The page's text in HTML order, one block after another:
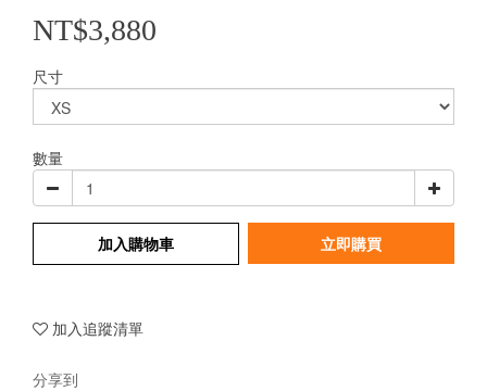
NT$3,880
尺寸
數量
加入購物車 立即購買
加入追蹤清單
分享到